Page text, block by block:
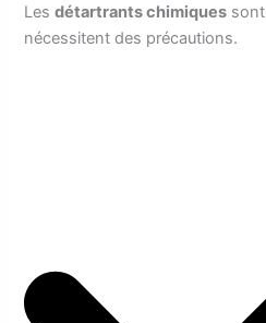
Lesdétartrants chimiques
nécessitent des précautions.